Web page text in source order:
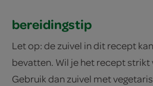
bereidingstip
Let op: de zuivel in dit recept
bevatten. Wil je het recept strikt
Gebruik dan zuivel met